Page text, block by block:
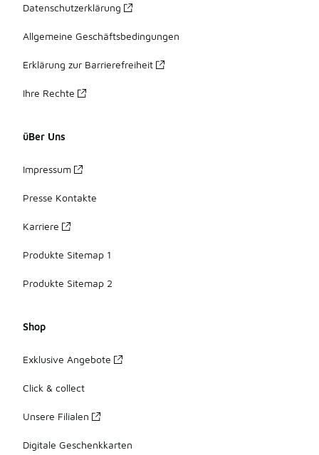
Datenschutzerklärung
Allgemeine Geschäftsbedingungen
Erklärung zur Barrierefreiheit
Ihre Rechte
üBer Uns
Impressum
Presse Kontakte
Karriere
Produkte Sitemap 1
Produkte Sitemap 2
Shop
Exklusive Angebote
Click & collect
Unsere Filialen
Digitale Geschenkkarten